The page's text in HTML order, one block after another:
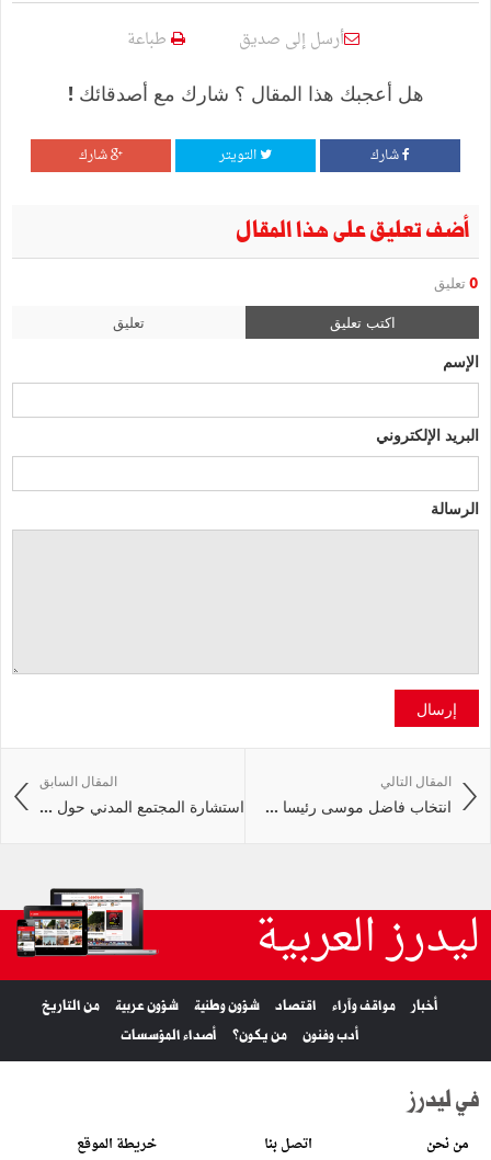
أرسل إلى صديق طباعة
هل أعجبك هذا المقال ؟ شارك مع أصدقائك !
شارك التويتر شارك
أضف تعليق على هذا المقال
0 تعليق
اكتب تعليق تعليق
الإسم
البريد الإلكتروني
الرسالة
إرسال
المقال السابق
استشارة المجتمع المدني حول ...
المقال التالي
انتخاب فاضل موسى رئيسا ...
ليدرز العربية
أخبار مواقف وآراء اقتصاد شؤون وطنية شؤون عربية
من التاريخ
أدب وفنون
من يكون؟ أصداء المؤسسات
في ليدرز
من نحن اتصل بنا خريطة الموقع